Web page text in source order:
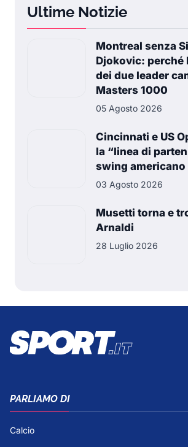
Ultime Notizie
Montreal senza
Djokovic: perché
dei due leader
Masters 1000
05 Agosto 2026
Cincinnati e US
la “linea di
swing americano
03 Agosto 2026
Musetti torna e
Arnaldi
28 Luglio 2026
PARLIAMO DI
Calcio